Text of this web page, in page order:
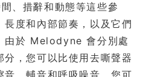
、措辭和動態等這些參
度和內部節奏，以及它們
由於 Melodyne 會分別處
，您可以比使用去嘶聲器
、輔音和呼吸噪音。您可